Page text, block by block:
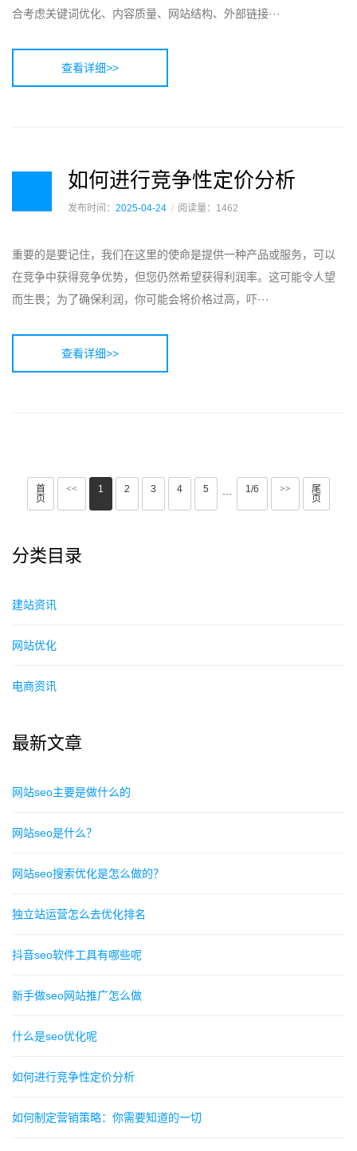
合考虑关键词优化、内容质量、网站结构、外部链接···
查看详细>>
如何进行竞争性定价分析
发布时间： 2025-04-24 阅读量：1462
重要的是要记住，我们在这里的使命是提供一种产品或服务，可以
在竞争中获得竞争优势，但您仍然希望获得利润率。这可能令人望
而生畏；为了确保利润，你可能会将价格过高，吓···
查看详细>>
首
页
<< 1 2 3 4 5 ··· 1/6 >>
尾
页
分类目录
建站资讯
网站优化
电商资讯
最新文章
网站seo主要是做什么的
网站seo是什么？
网站seo搜索优化是怎么做的？
独立站运营怎么去优化排名
抖音seo软件工具有哪些呢
新手做seo网站推广怎么做
什么是seo优化呢
如何进行竞争性定价分析
如何制定营销策略：你需要知道的一切